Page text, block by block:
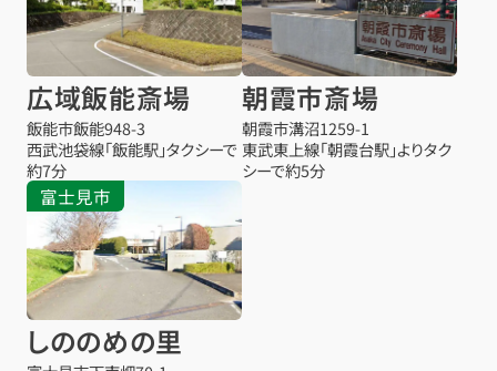
広域飯能斎場
飯能市飯能948-3
西武池袋線「飯能駅」タクシーで
約7分
朝霞市斎場
朝霞市溝沼1259-1
東武東上線「朝霞台駅」よりタク
シーで約5分
富士見市
しののめの里